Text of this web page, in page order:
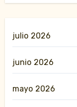
julio 2026
junio 2026
mayo 2026